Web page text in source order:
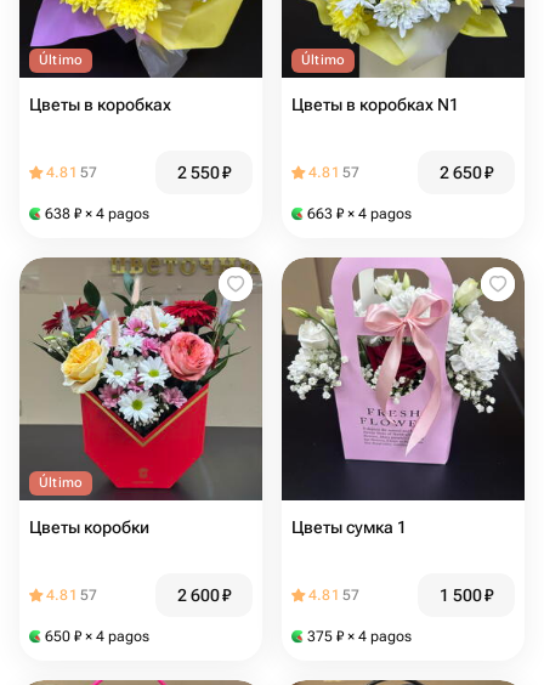
Último
Цветы в коробках
4.81 57 2 550₽
638 ₽ × 4 pagos
Último
Цветы в коробках N1
4.81 57 2 650₽
663 ₽ × 4 pagos
Último
Цветы коробки
4.81 57 2 600₽
650 ₽ × 4 pagos
Цветы сумка 1
4.81 57 1 500₽
375 ₽ × 4 pagos